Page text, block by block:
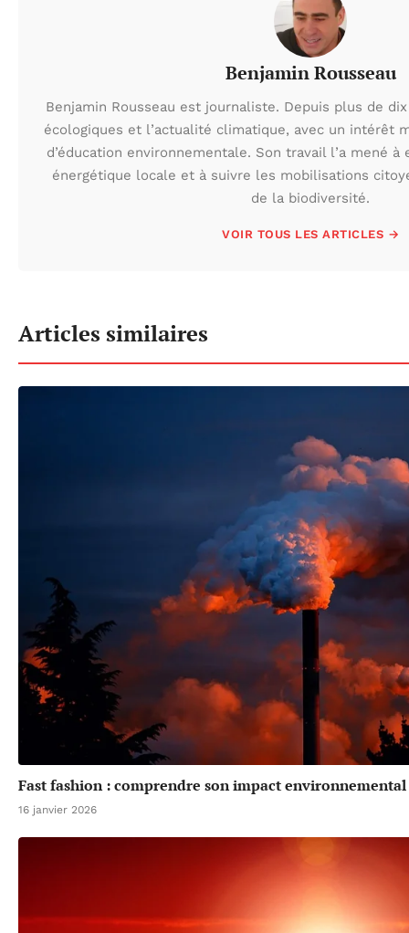
Benjamin Rousseau
Benjamin Rousseau est journaliste. Depuis plus de
écologiques et l’actualité climatique, avec un intérêt
d’éducation environnementale. Son travail l’a mené
énergétique locale et à suivre les mobilisations
de la biodiversité.
VOIR TOUS LES ARTICLES →
Articles similaires
Fast fashion : comprendre son impact
16 janvier 2026